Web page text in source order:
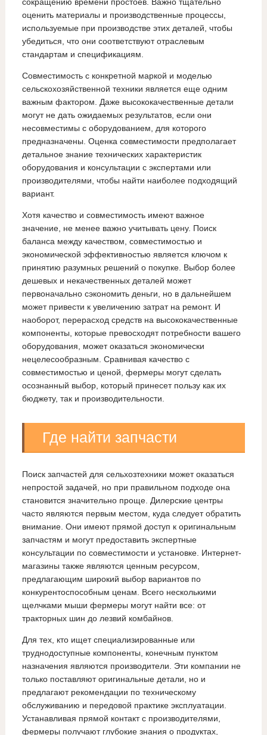
сокращению времени простоев. Важно тщательно
оценить материалы и производственные процессы,
используемые при производстве этих деталей, чтобы
убедиться, что они соответствуют отраслевым
стандартам и спецификациям.
Совместимость с конкретной маркой и моделью
сельскохозяйственной техники является еще одним
важным фактором. Даже высококачественные детали
могут не дать ожидаемых результатов, если они
несовместимы с оборудованием, для которого
предназначены. Оценка совместимости предполагает
детальное знание технических характеристик
оборудования и консультации с экспертами или
производителями, чтобы найти наиболее подходящий
вариант.
Хотя качество и совместимость имеют важное
значение, не менее важно учитывать цену. Поиск
баланса между качеством, совместимостью и
экономической эффективностью является ключом к
принятию разумных решений о покупке. Выбор более
дешевых и некачественных деталей может
первоначально сэкономить деньги, но в дальнейшем
может привести к увеличению затрат на ремонт. И
наоборот, перерасход средств на высококачественные
компоненты, которые превосходят потребности вашего
оборудования, может оказаться экономически
нецелесообразным. Сравнивая качество с
совместимостью и ценой, фермеры могут сделать
осознанный выбор, который принесет пользу как их
бюджету, так и производительности.
Где найти запчасти
Поиск запчастей для сельхозтехники может оказаться
непростой задачей, но при правильном подходе она
становится значительно проще. Дилерские центры
часто являются первым местом, куда следует обратить
внимание. Они имеют прямой доступ к оригинальным
запчастям и могут предоставить экспертные
консультации по совместимости и установке. Интернет-
магазины также являются ценным ресурсом,
предлагающим широкий выбор вариантов по
конкурентоспособным ценам. Всего несколькими
щелчками мыши фермеры могут найти все: от
тракторных шин до лезвий комбайнов.
Для тех, кто ищет специализированные или
труднодоступные компоненты, конечным пунктом
назначения являются производители. Эти компании не
только поставляют оригинальные детали, но и
предлагают рекомендации по техническому
обслуживанию и передовой практике эксплуатации.
Устанавливая прямой контакт с производителями,
фермеры получают глубокие знания о продуктах,